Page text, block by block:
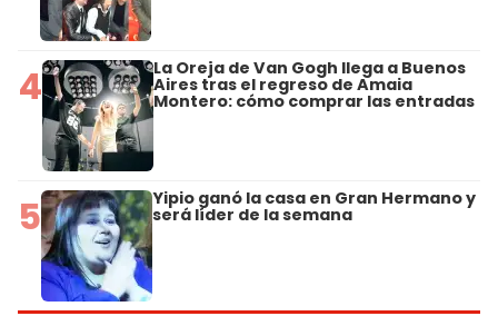
4 La Oreja de Van Gogh llega a Buenos
Aires tras el regreso de Amaia
Montero: cómo comprar las entradas
5 Yipio ganó la casa en Gran Hermano y
será líder de la semana